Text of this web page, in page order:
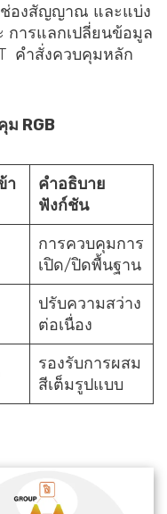
ช่องสัญญาณ และแบ่ง
การแลกเปลี่ยนข้อมูล
คำสั่งควบคุมหลัก
RGB
า
คำอธิบาย
ฟังก์ชัน
การควบคุมการ
เปิด/ปิดพื้นฐาน
ปรับความสว่าง
ต่อเนื่อง
รองรับการผสม
สีเต็มรูปแบบ